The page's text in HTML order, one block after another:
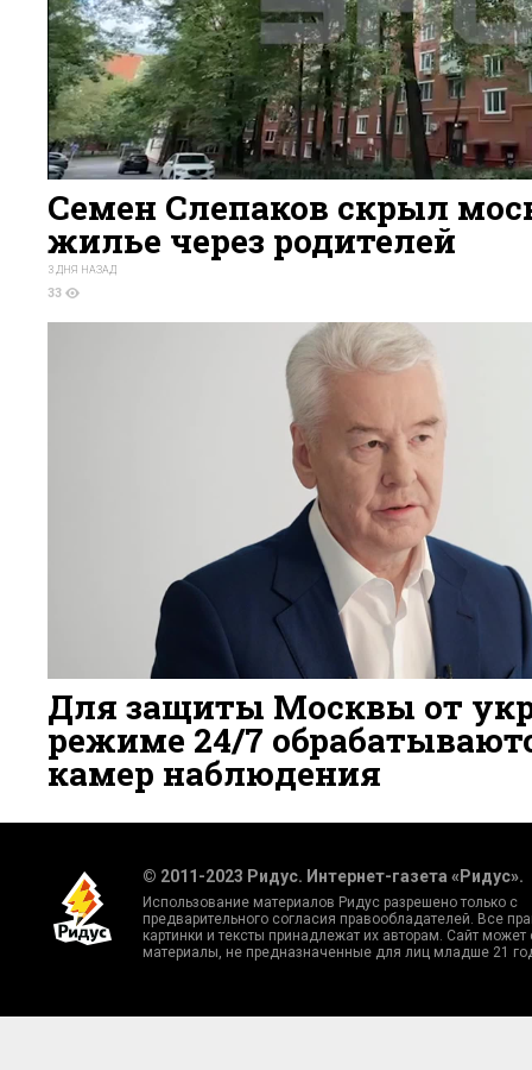
Семен Слепаков скрыл
жилье через родителей
3 ДНЯ НАЗАД
33
Для защиты Москвы от
режиме 24/7
камер наблюдения
30
© 2011-2023 Ридус. Интернет-газета «Ридус».
Использование материалов Ридус разрешено только с
предварительного согласия правообладателей. Все
картинки и тексты принадлежат их авторам. Сайт может
материалы, не предназначенные для лиц младше 21